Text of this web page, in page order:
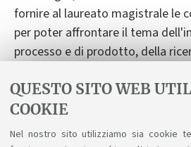
QUESTO SITO WEB
COOKIE
Nel nostro sito utilizziamo sia cookie
fornire al laureato magistrale le
per poter affrontare il tema
processo e di prodotto, della
possibilità di scaturire in corsi di
e del controllo approfondito delle
alimenti avendo acquisito
sulle metodiche analitiche delle